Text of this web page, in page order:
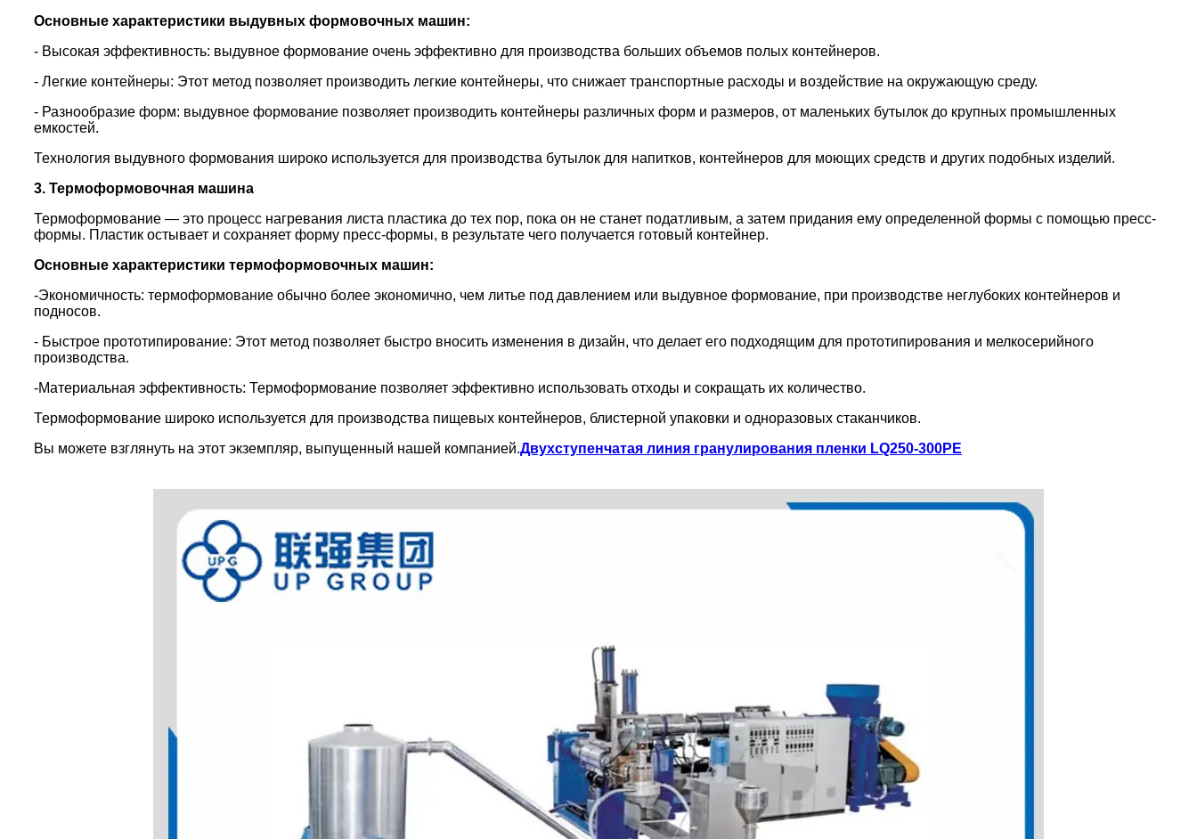
Основные характеристики выдувных формовочных машин:
- Высокая эффективность: выдувное формование очень эффективно для производства больших объемов полых контейнеров.
- Легкие контейнеры: Этот метод позволяет производить легкие контейнеры, что снижает транспортные расходы и воздействие на окружающую среду.
- Разнообразие форм: выдувное формование позволяет производить контейнеры различных форм и размеров, от маленьких бутылок до крупных промышленных
емкостей.
Технология выдувного формования широко используется для производства бутылок для напитков, контейнеров для моющих средств и других подобных изделий.
3. Термоформовочная машина
Термоформование — это процесс нагревания листа пластика до тех пор, пока он не станет податливым, а затем придания ему определенной формы с помощью пресс-
формы. Пластик остывает и сохраняет форму пресс-формы, в результате чего получается готовый контейнер.
Основные характеристики термоформовочных машин:
-Экономичность: термоформование обычно более экономично, чем литье под давлением или выдувное формование, при производстве неглубоких контейнеров и
подносов.
- Быстрое прототипирование: Этот метод позволяет быстро вносить изменения в дизайн, что делает его подходящим для прототипирования и мелкосерийного
производства.
-Материальная эффективность: Термоформование позволяет эффективно использовать отходы и сокращать их количество.
Термоформование широко используется для производства пищевых контейнеров, блистерной упаковки и одноразовых стаканчиков.
Вы можете взглянуть на этот экземпляр, выпущенный нашей компанией.Двухступенчатая линия гранулирования пленки LQ250-300PE